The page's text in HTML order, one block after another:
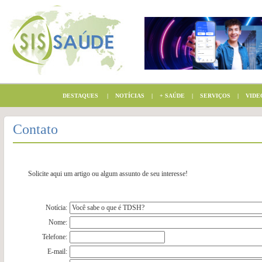
DESTAQUES | NOTÍCIAS | + SAÚDE | SERVIÇOS |
Contato
Solicite aqui um artigo ou algum assunto de seu interesse!
Notícia:
Nome:
Telefone:
E-mail: